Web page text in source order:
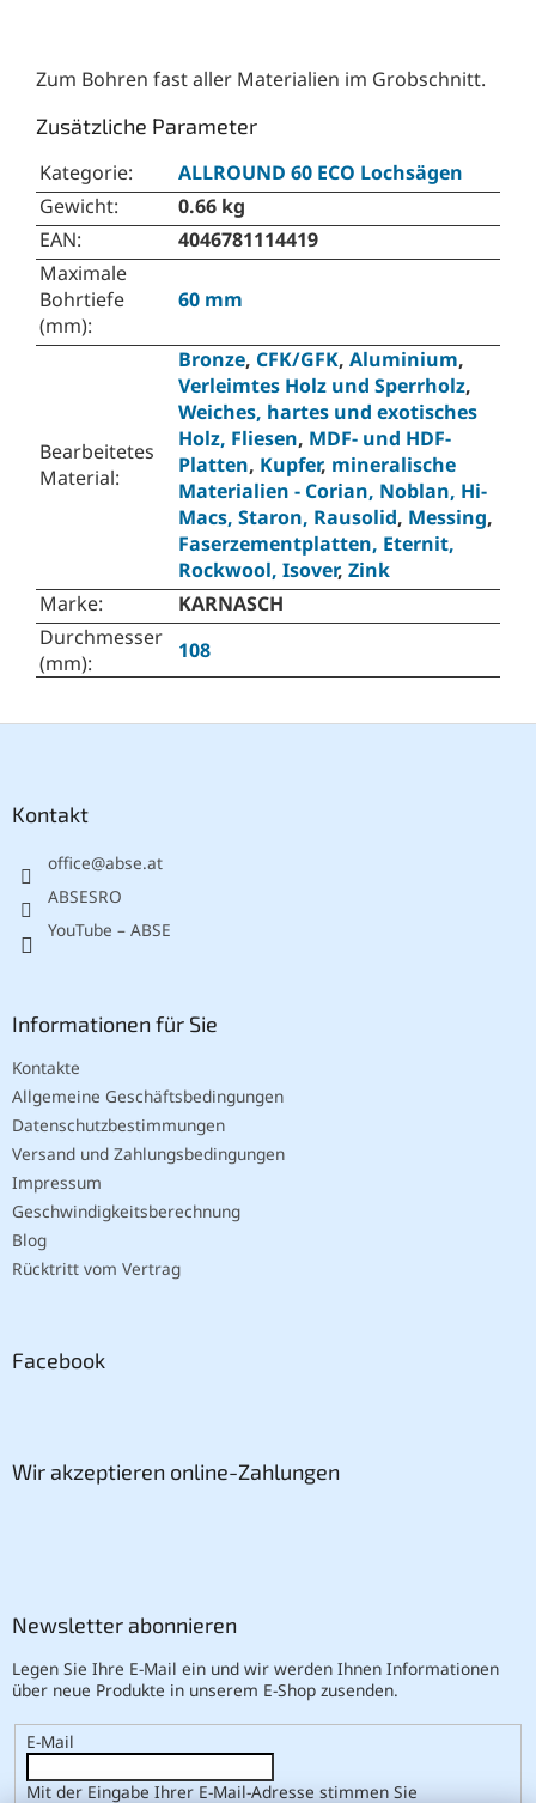
Zum Bohren fast aller Materialien im Grobschnitt.
Zusätzliche Parameter
Kategorie:
ALLROUND 60 ECO Lochsägen
Gewicht:
0.66 kg
EAN:
4046781114419
Maximale
Bohrtiefe
(mm):
60 mm
Bearbeitetes
Material:
Bronze, CFK/GFK, Aluminium,
Verleimtes Holz und Sperrholz,
Weiches, hartes und exotisches
Holz, Fliesen, MDF- und HDF-
Platten, Kupfer, mineralische
Materialien - Corian, Noblan, Hi-
Macs, Staron, Rausolid, Messing,
Faserzementplatten, Eternit,
Rockwool, Isover, Zink
Marke:
KARNASCH
Durchmesser
(mm): 108
Kontakt
office@abse.at
ABSESRO
YouTube – ABSE
Informationen für Sie
Kontakte
Allgemeine Geschäftsbedingungen
Datenschutzbestimmungen
Versand und Zahlungsbedingungen
Impressum
Geschwindigkeitsberechnung
Blog
Rücktritt vom Vertrag
Facebook
Wir akzeptieren online-Zahlungen
Newsletter abonnieren
Legen Sie Ihre E-Mail ein und wir werden Ihnen Informationen
über neue Produkte in unserem E-Shop zusenden.
E-Mail
Mit der Eingabe Ihrer E-Mail-Adresse stimmen Sie